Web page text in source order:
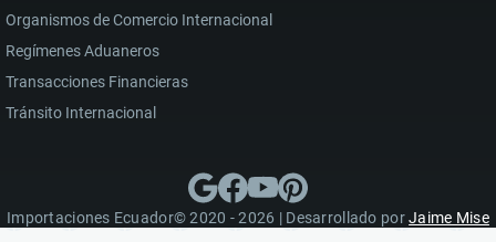
Organismos de Comercio Internacional
Regímenes Aduaneros
Transacciones Financieras
Tránsito Internacional
Importaciones Ecuador© 2020 - 2026 | Desarrollado porJaime Mise